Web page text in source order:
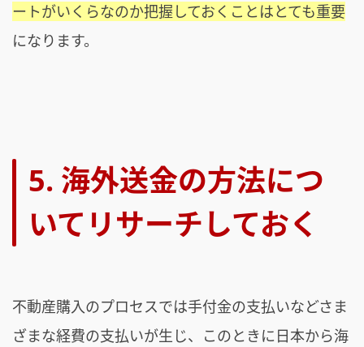
ートがいくらなのか把握しておくことはとても重要
になります。
5. 海外送金の方法につ
いてリサーチしておく
不動産購入のプロセスでは手付金の支払いなどさま
ざまな経費の支払いが生じ、このときに日本から海